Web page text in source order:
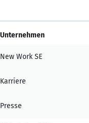
Unternehmen
New Work SE
Karriere
Presse